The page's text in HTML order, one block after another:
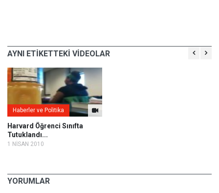
AYNI ETİKETTEKİ VİDEOLAR
Haberler ve Politika
Harvard Öğrenci Sınıfta
Tutuklandı...
1 NİSAN 2010
YORUMLAR